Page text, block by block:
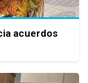
acuerdos